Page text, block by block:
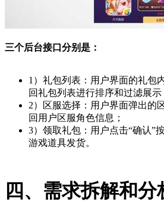
三个后台接口分别是：
1）礼包列表：用户界面的礼包
回礼包列表进行排序和过滤展示
2）区服选择：用户界面弹出的
回用户区服角色信息；
3）领取礼包：用户点击“确认”
游戏道具发货。
四、需求拆解和分